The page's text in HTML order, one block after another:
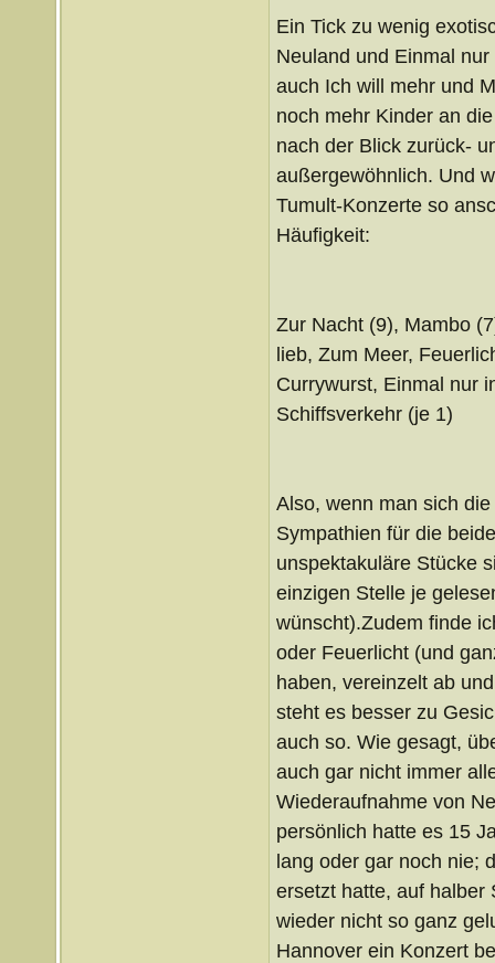
Ein Tick zu wenig
Neuland und Einmal
auch Ich will mehr und
noch mehr Kinder an
nach der Blick zurück-
außergewöhnlich. Und
Tumult-Konzerte so
Häufigkeit:
Zur Nacht (9), Mambo
lieb, Zum Meer,
Currywurst, Einmal nur
Schiffsverkehr (je 1)
Also, wenn man sich
Sympathien für die
unspektakuläre Stücke
einzigen Stelle je
wünscht).Zudem finde
oder Feuerlicht (und
haben, vereinzelt ab
steht es besser zu
auch so. Wie gesagt,
auch gar nicht immer
Wiederaufnahme von
persönlich hatte es 15
lang oder gar noch nie;
ersetzt hatte, auf halber
wieder nicht so ganz
Hannover ein Konzert